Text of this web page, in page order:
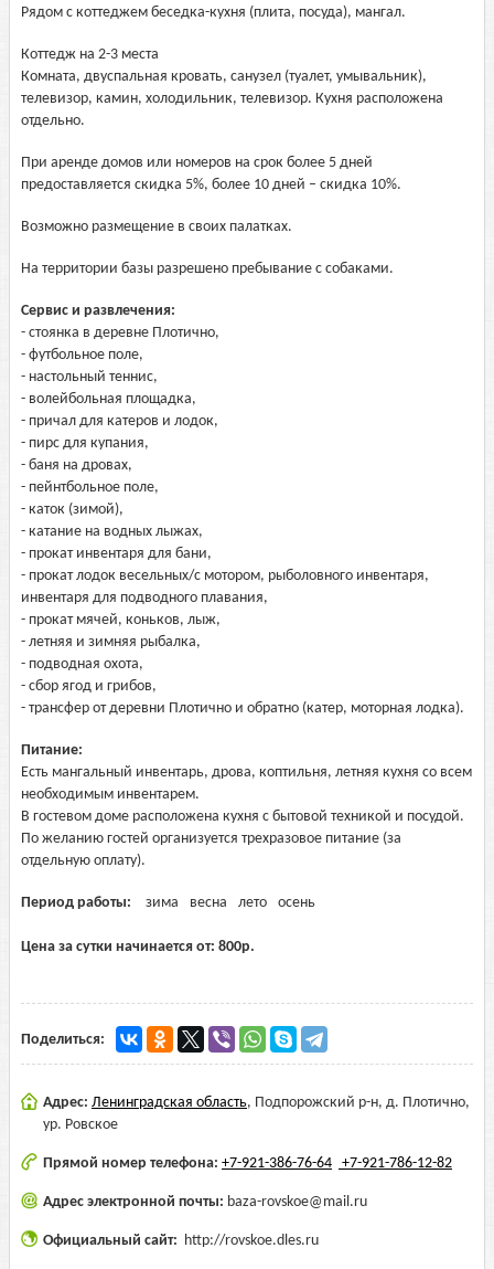
Рядом с коттеджем беседка-кухня (плита, посуда), мангал.
Коттедж на 2-3 места
Комната, двуспальная кровать, санузел (туалет, умывальник),
телевизор, камин, холодильник, телевизор. Кухня расположена
отдельно.
При аренде домов или номеров на срок более 5 дней
предоставляется скидка 5%, более 10 дней – скидка 10%.
Возможно размещение в своих палатках.
На территории базы разрешено пребывание с собаками.
Сервис и развлечения:
- стоянка в деревне Плотично,
- футбольное поле,
- настольный теннис,
- волейбольная площадка,
- причал для катеров и лодок,
- пирс для купания,
- баня на дровах,
- пейнтбольное поле,
- каток (зимой),
- катание на водных лыжах,
- прокат инвентаря для бани,
- прокат лодок весельных/с мотором, рыболовного инвентаря,
инвентаря для подводного плавания,
- прокат мячей, коньков, лыж,
- летняя и зимняя рыбалка,
- подводная охота,
- сбор ягод и грибов,
- трансфер от деревни Плотично и обратно (катер, моторная лодка).
Питание:
Есть мангальный инвентарь, дрова, коптильня, летняя кухня со всем
необходимым инвентарем.
В гостевом доме расположена кухня с бытовой техникой и посудой.
По желанию гостей организуется трехразовое питание (за
отдельную оплату).
Период работы: зима весна лето осень
Цена за сутки начинается от: 800р.
Поделиться:
Адрес: Ленинградская область, Подпорожский р-н, д. Плотично,
ур. Ровское
Прямой номер телефона: +7-921-386-76-64 +7-921-786-12-82
Адрес электронной почты: baza-rovskoe@mail.ru
Официальный сайт: http://rovskoe.dles.ru